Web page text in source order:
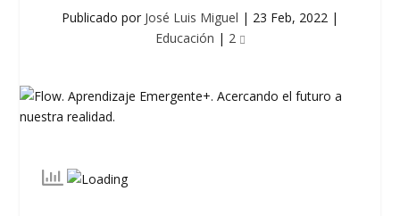
Publicado por José Luis Miguel | 23 Feb, 2022 |
Educación | 2